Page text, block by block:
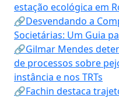
estação ecológica em
🔗Desvendando a
Societárias: Um Guia
🔗Gilmar Mendes
de processos sobre
instância e nos TRTs
🔗Fachin destaca